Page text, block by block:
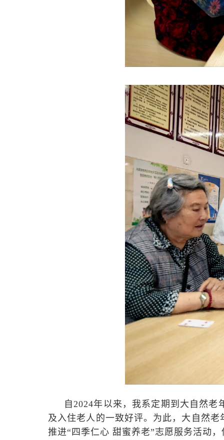
自2024年以来，我系定期到大自然
及入住老人的一致好评。为此，大自然
推进“四季仁心 甜蜜养老”志愿服务活动